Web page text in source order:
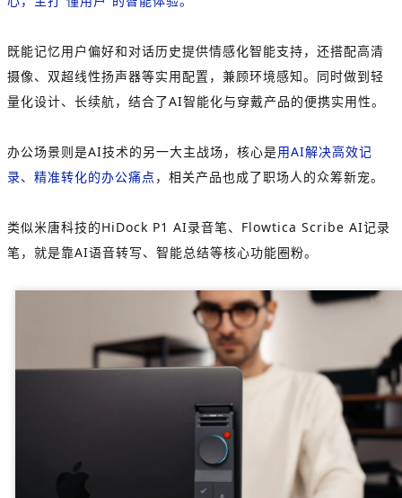
既能记忆用户偏好和对话历史提供情感化智能支持，还搭配高清
摄像、双超线性扬声器等实用配置，兼顾环境感知。同时做到轻
量化设计、长续航，结合了AI智能化与穿戴产品的便携实用性。
办公场景则是AI技术的另一大主战场，核心是用AI解决高效记
录、精准转化的办公痛点 ，相关产品也成了职场人的众筹新宠。
类似米唐科技的HiDock P1 AI录音笔、Flowtica Scribe AI记录
笔，就是靠AI语音转写、智能总结等核心功能圈粉。